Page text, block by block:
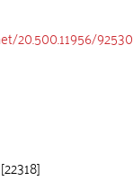
20.500.11956/92530
[22318]